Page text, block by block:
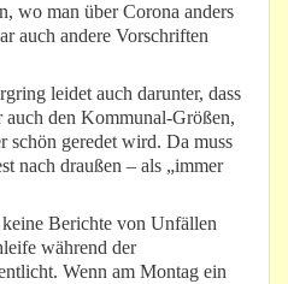
wo man über Corona anders
auch andere Vorschriften
leidet auch darunter, dass
den Kommunal-Größen,
schön geredet wird. Da muss
nach draußen – als „immer
Berichte von Unfällen
während der
Wenn am Montag ein